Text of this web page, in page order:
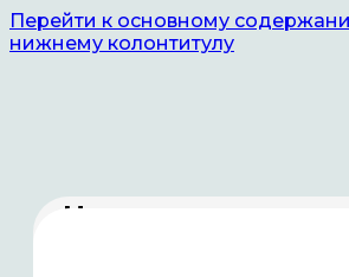
Перейти к основному
нижнему колонтитулу
Новости